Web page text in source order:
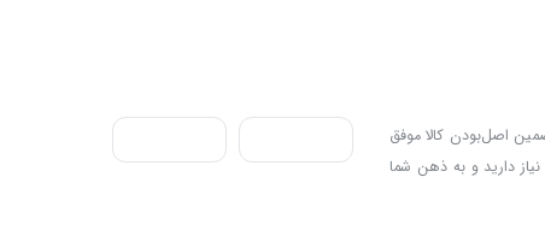
به سه اصل، پرداخت در محل، ۷ روز ضمانت بازگشت کالا و تضمین اصل‌بودن کالا موفق
دارید و به ذهن شما